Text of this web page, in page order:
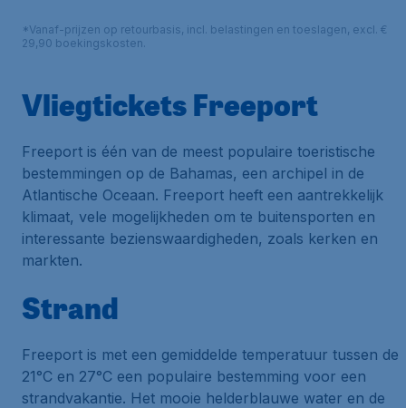
*Vanaf-prijzen op retourbasis, incl. belastingen en toeslagen, excl. €
29,90 boekingskosten.
Vliegtickets Freeport
Freeport is één van de meest populaire toeristische
bestemmingen op de Bahamas, een archipel in de
Atlantische Oceaan. Freeport heeft een aantrekkelijk
klimaat, vele mogelijkheden om te buitensporten en
interessante bezienswaardigheden, zoals kerken en
markten.
Strand
Freeport is met een gemiddelde temperatuur tussen de
21°C en 27°C een populaire bestemming voor een
strandvakantie. Het mooie helderblauwe water en de